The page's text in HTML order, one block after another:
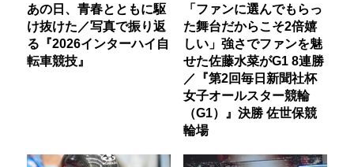
あの日、青春とともに駆
け抜けた／写真で振り返
る『2026インターハイ自
転車競技』
「ファンに選んでもらっ
た舞台だからこそ2倍嬉
しい」強さでファンを魅
せた佐藤水菜がG1 8連勝
／『第2回毎日新聞社杯
女子オールスター競輪
（G1）』決勝 佐世保競
輪場